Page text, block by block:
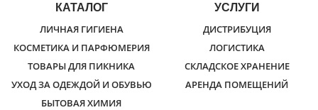
КАТАЛОГ
ЛИЧНАЯ ГИГИЕНА
КОСМЕТИКА И ПАРФЮМЕРИЯ
ТОВАРЫ ДЛЯ ПИКНИКА
УХОД ЗА ОДЕЖДОЙ И ОБУВЬЮ
БЫТОВАЯ ХИМИЯ
УСЛУГИ
ДИСТРИБУЦИЯ
ЛОГИСТИКА
СКЛАДСКОЕ ХРАНЕНИЕ
АРЕНДА ПОМЕЩЕНИЙ